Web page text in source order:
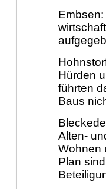
Hürden
führten
Baus
Alten-
Wohnen
Plan